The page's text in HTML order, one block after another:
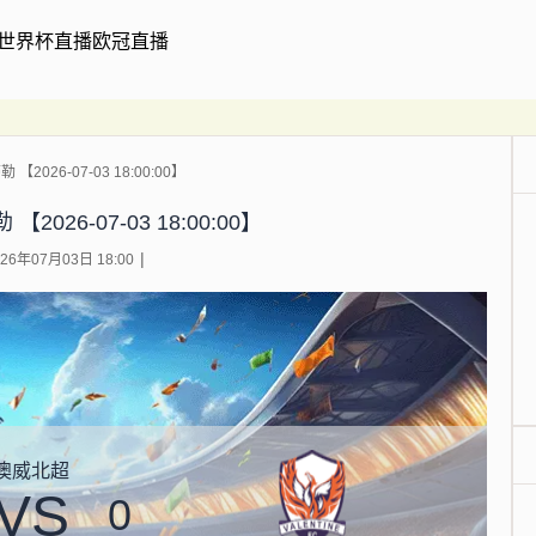
界杯直播欧冠直播
【2026-07-03 18:00:00】
【2026-07-03 18:00:00】
年07月03日 18:00
威北超
0